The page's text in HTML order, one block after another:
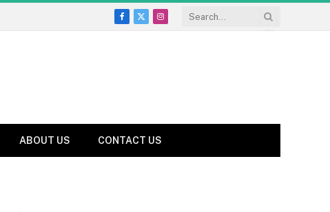
Facebook
X
Instagram
ABOUT US CONTACT US